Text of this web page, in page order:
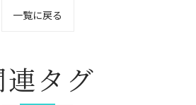
一覧に戻る
連タグ